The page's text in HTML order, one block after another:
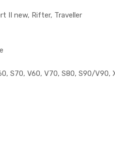
II new, Rifter, Traveller
S70, V60, V70, S80, S90/V90,